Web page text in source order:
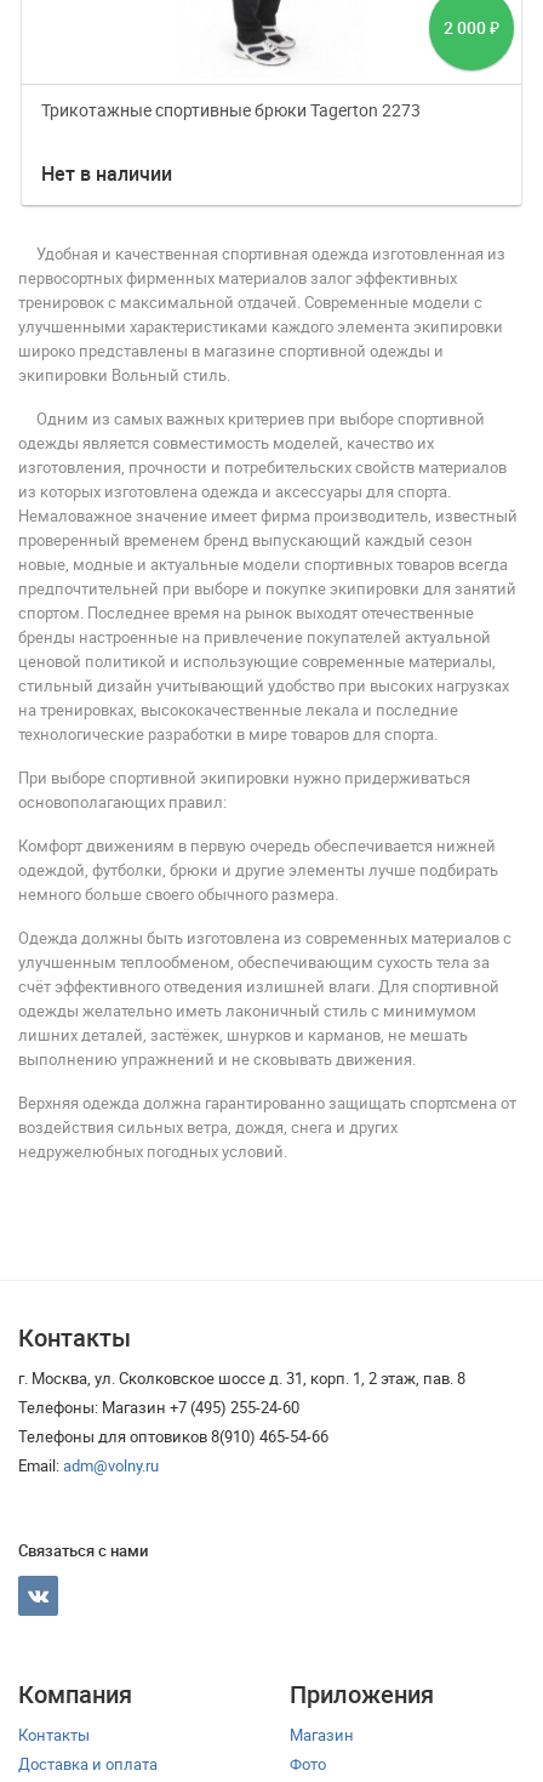
2 000 ₽
Трикотажные спортивные брюки Tagerton 2273
Нет в наличии
Удобная и качественная спортивная одежда изготовленная из
первосортных фирменных материалов залог эффективных
тренировок с максимальной отдачей. Современные модели с
улучшенными характеристиками каждого элемента экипировки
широко представлены в магазине спортивной одежды и
экипировки Вольный стиль.
Одним из самых важных критериев при выборе спортивной
одежды является совместимость моделей, качество их
изготовления, прочности и потребительских свойств материалов
из которых изготовлена одежда и аксессуары для спорта.
Немаловажное значение имеет фирма производитель, известный
проверенный временем бренд выпускающий каждый сезон
новые, модные и актуальные модели спортивных товаров всегда
предпочтительней при выборе и покупке экипировки для занятий
спортом. Последнее время на рынок выходят отечественные
бренды настроенные на привлечение покупателей актуальной
ценовой политикой и использующие современные материалы,
стильный дизайн учитывающий удобство при высоких нагрузках
на тренировках, высококачественные лекала и последние
технологические разработки в мире товаров для спорта.
При выборе спортивной экипировки нужно придерживаться
основополагающих правил:
Комфорт движениям в первую очередь обеспечивается нижней
одеждой, футболки, брюки и другие элементы лучше подбирать
немного больше своего обычного размера.
Одежда должны быть изготовлена из современных материалов с
улучшенным теплообменом, обеспечивающим сухость тела за
счёт эффективного отведения излишней влаги. Для спортивной
одежды желательно иметь лаконичный стиль с минимумом
лишних деталей, застёжек, шнурков и карманов, не мешать
выполнению упражнений и не сковывать движения.
Верхняя одежда должна гарантированно защищать спортсмена от
воздействия сильных ветра, дождя, снега и других
недружелюбных погодных условий.
Контакты
г. Москва, ул. Сколковское шоссе д. 31, корп. 1, 2 этаж, пав. 8
Телефоны: Магазин +7 (495) 255-24-60
Телефоны для оптовиков 8(910) 465-54-66
Email:adm@volny.ru
Связаться с нами
Компания
Контакты
Доставка и оплата
Приложения
Магазин
Фото